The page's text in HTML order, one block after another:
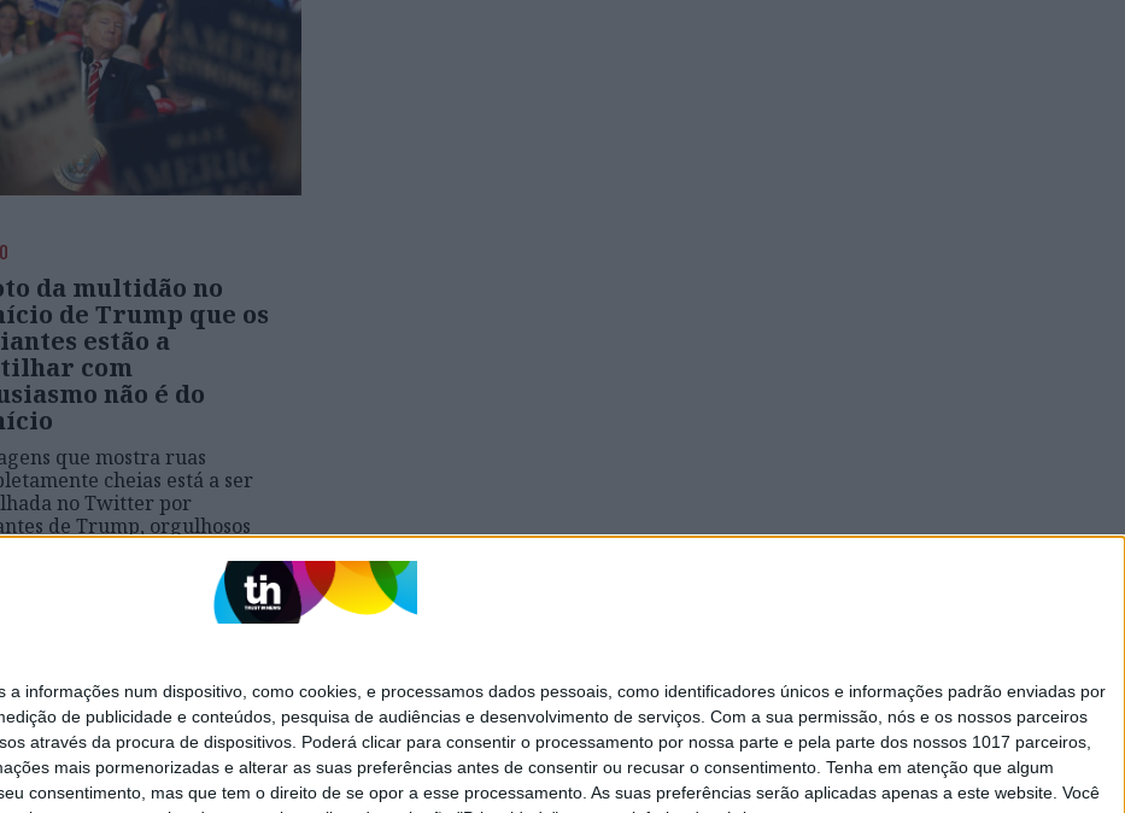
a informações num dispositivo, como cookies, e processamos dados pessoais, como identificadores únicos e informações padrão enviadas por
de publicidade e conteúdos, pesquisa de audiências e desenvolvimento de serviços. Com a sua permissão, nós e os nossos parceiros
através da procura de dispositivos. Poderá clicar para consentir o processamento por nossa parte e pela parte dos nossos 1017 parceiros,
mais pormenorizadas e alterar as suas preferências antes de consentir ou recusar o consentimento. Tenha em atenção que algum
consentimento, mas que tem o direito de se opor a esse processamento. As suas preferências serão aplicadas apenas a este website. Você
da multidão no
de Trump que os
estão a
com
não é do
que mostra ruas
cheias está a ser
no Twitter por
de Trump, orgulhosos
do comício de terça-feira.
no campeonato